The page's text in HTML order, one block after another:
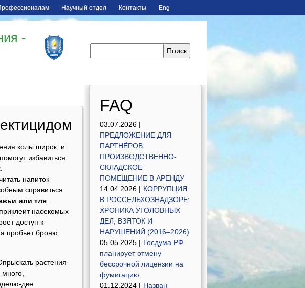
Научный отдел Контакты Eng
-
колы широк, и
избавиться
напиток
справиться
или тля
насекомых
доступ к
пробьет броню
растения
две.
FAQ
03.07.2026 |
ПРЕДЛОЖЕНИЕ ДЛЯ
ПАРТНЁРОВ:
ПРОИЗВОДСТВЕННО-
СКЛАДСКОЕ
ПОМЕЩЕНИЕ В АРЕНДУ
14.04.2026 | КОРРУПЦИЯ
В РОССЕЛЬХОЗНАДЗОРЕ:
ХРОНИКА УГОЛОВНЫХ
ДЕЛ, ВЗЯТОК И
НАРУШЕНИЙ (2016–2026)
05.05.2025 | Госдума РФ
планирует отмену
бессрочной лицензии на
фумигацию
01.12.2024 | Назван